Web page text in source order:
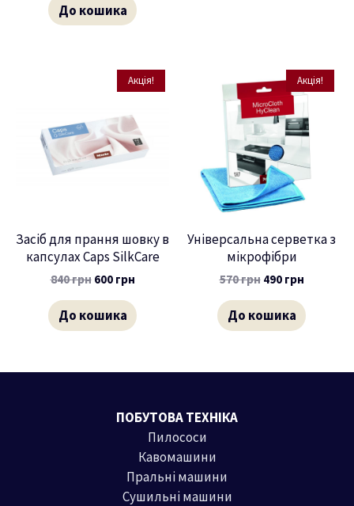
До кошика
Акція!
Засіб для прання шовку в
капсулах Caps SilkCare
840грн 600 грн
До кошика
Акція!
Універсальна серветка з
мікрофібри
570грн 490 грн
До кошика
ПОБУТОВА ТЕХНІКА
Пилососи
Кавомашини
Пральні машини
Сушильні машини